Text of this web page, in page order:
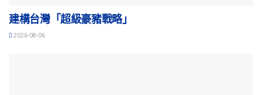
建構台灣「超級豪豬戰略」
2026-08-06